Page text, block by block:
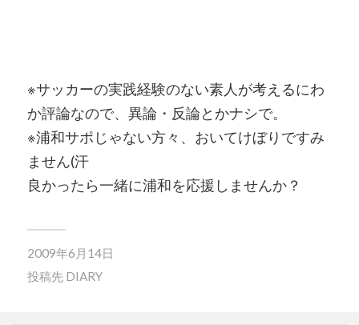
※サッカーの実践経験のない素人が考えるにわ
か評論なので、異論・反論とかナシで。
※浦和サポじゃない方々、おいてけぼりですみ
ません(汗
良かったら一緒に浦和を応援しませんか？
2009年6月14日
投稿先 DIARY